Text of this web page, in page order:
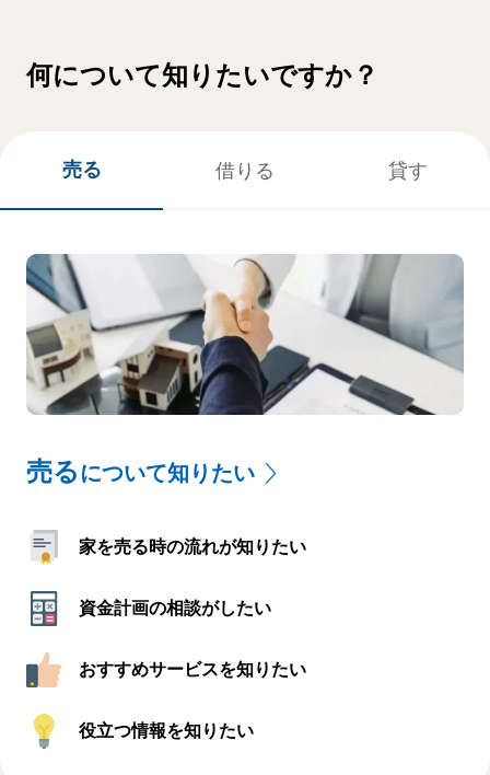
何について知りたいですか？
売る 借りる 貸す
売る について知りたい
家を売る時の流れが知りたい
資金計画の相談がしたい
おすすめサービスを知りたい
役立つ情報を知りたい